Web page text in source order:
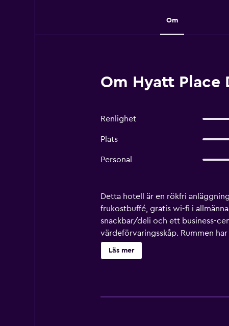
Om
Om Hyatt Place
Renlighet
Plats
Personal
Detta hotell är en rökfri
frukostbuffé, gratis wi-fi i
snackbar/deli och ett business-
värdeförvaringsskåp. Rummen
tums platt-tv med betalfilmer. På
toalettartiklar och hårtorkar.
Läs mer